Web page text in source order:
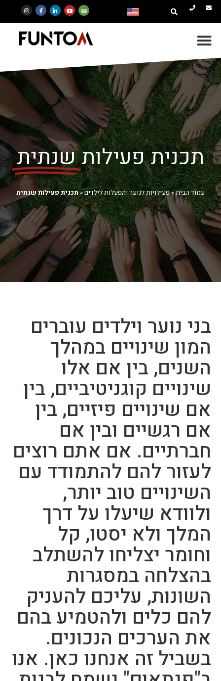
תכנית פעילותשנתית
עמוד הבית»פעילויות לנוער והפעלות לילדים»תכנית פעילות שנתית
בני נוער וילדים עוברים
המון שינויים במהלך
השנים, בין אם אלו
שינויים קוגניטיביים, בין
אם שינויים פיזיים, בין
אם רגשיים ובין אם
חברתיים. אם אתם רוצים
לעזור להם להתמודד עם
השינויים טוב יותר,
ולוודא שיעלו על דרך
המלך ולא יסטו, קל
וחומר יצליחו להשתלב
בהצלחה במסגרות
השונות, עליכם להעניק
להם כלים ולהטמיע בהם
את הערכים הנכונים.
בשביל זה אנחנו כאן. אנו